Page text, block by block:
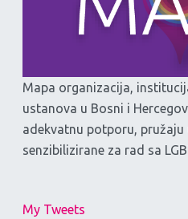
Mapa organizacija,
ustanova u Bosni i
adekvatnu potporu, pružaju
senzibilizirane za rad sa
My Tweets